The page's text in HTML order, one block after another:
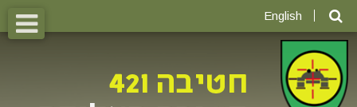
English